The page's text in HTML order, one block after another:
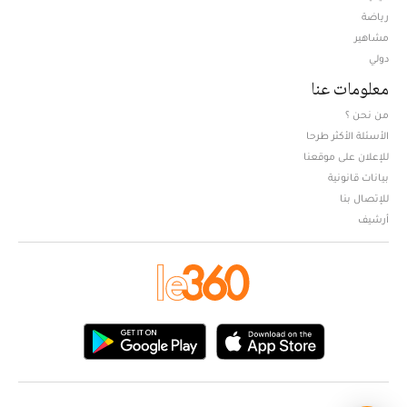
رياضة
مشاهير
دولي
معلومات عنا
من نحن ؟
الأسئلة الأكثر طرحا
للإعلان على موقعنا
بيانات قانونية
للإتصال بنا
أرشيف